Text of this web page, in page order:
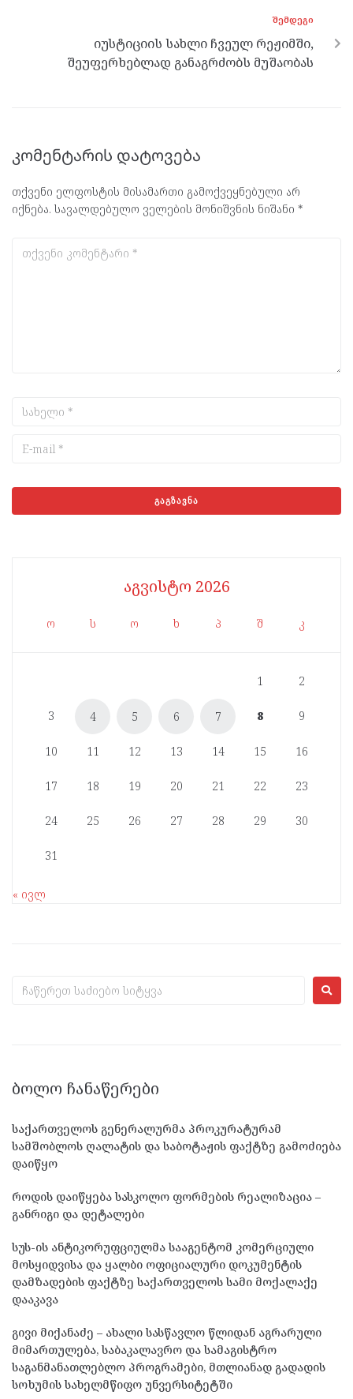
ᲨᲔᲛᲓᲔᲒᲘ
იუსტიციის სახლი ჩვეულ რეჟიმში,
შეუფერხებლად განაგრძობს მუშაობას
კომენტარის დატოვება
თქვენი ელფოსტის მისამართი გამოქვეყნებული არ
იქნება. სავალდებულო ველების მონიშვნის ნიშანი *
აგვისტო 2026
ო ს ო ხ პ შ კ
1 2
3 4 5 6 7 8 9
10 11 12 13 14 15 16
17 18 19 20 21 22 23
24 25 26 27 28 29 30
31
« ივლ
ᲑᲝᲚᲝ ᲩᲐᲜᲐᲬᲔᲠᲔᲑᲘ
საქართველოს გენერალურმა პროკურატურამ
სამშობლოს ღალატის და საბოტაჟის ფაქტზე გამოძიება
დაიწყო
როდის დაიწყება სასკოლო ფორმების რეალიზაცია –
განრიგი და დეტალები
სუს-ის ანტიკორუფციულმა სააგენტომ კომერციული
მოსყიდვისა და ყალბი ოფიციალური დოკუმენტის
დამზადების ფაქტზე საქართველოს სამი მოქალაქე
დააკავა
გივი მიქანაძე – ახალი სასწავლო წლიდან აგრარული
მიმართულება, საბაკალავრო და სამაგისტრო
საგანმანათლებლო პროგრამები, მთლიანად გადადის
სოხუმის სახელმწიფო უნვერსიტეტში